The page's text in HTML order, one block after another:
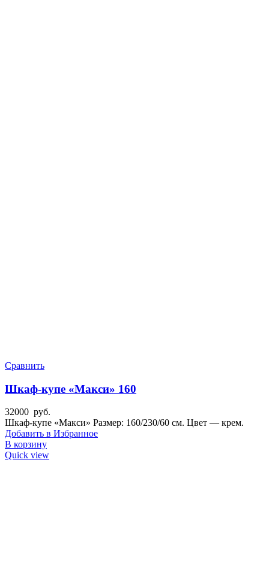
Сравнить
Шкаф-купе «Макси» 160
32000 руб.
Шкаф-купе «Макси» Размер: 160/230/60 см. Цвет — крем.
Добавить в Избранное
В корзину
Quick view